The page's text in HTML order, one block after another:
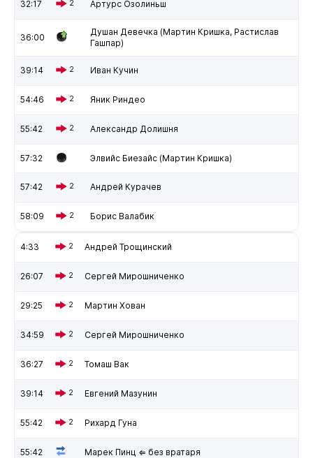
32:17 2 Артурс Озолиньш
36:00
Душан Девечка (Мартин Кришка, Растислав
Гашпар)
39:14 2 Иван Кучин
54:46 2 Яник Риндео
55:42 2 Александр Долишня
57:32 Элвийс Биезайс (Мартин Кришка)
57:42 2 Андрей Курачев
58:09 2 Борис Валабик
4:33 2 Андрей Трощинский
26:07 2 Сергей Мирошниченко
29:25 2 Мартин Хован
34:59 2 Сергей Мирошниченко
36:27 2 Томаш Вак
39:14 2 Евгений Мазунин
55:42 2 Рихард Гуна
55:42 Марек Пинц ⇐ без вратаря